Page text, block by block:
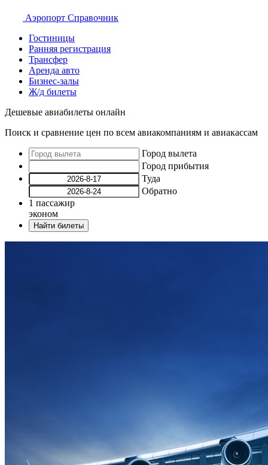
Аэропорт Справочник
Гостиницы
Ранняя регистрация
Трансфер
Аренда авто
Бизнес-залы
Ж/д билеты
Дешевые авиабилеты онлайн
Поиск и сравнение цен по всем авиакомпаниям и авиакассам
Город вылета
Город прибытия
Туда
Обратно
1 пассажир
эконом
Найти билеты